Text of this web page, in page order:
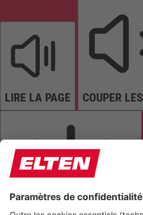
LIRE LA PAGE COUPER